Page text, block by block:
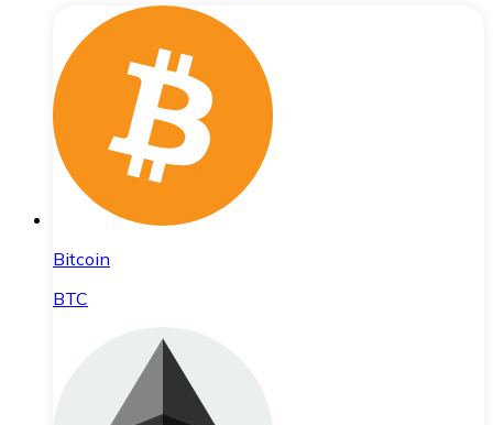
Bitcoin
BTC